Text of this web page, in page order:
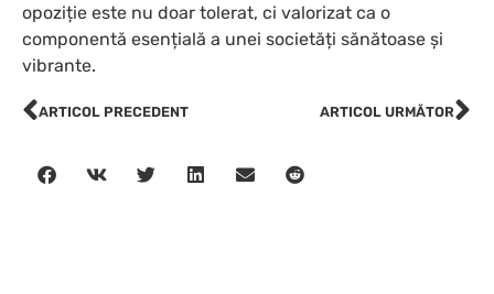
opoziție este nu doar tolerat, ci valorizat ca o
componentă esențială a unei societăți sănătoase și
vibrante.
ARTICOL PRECEDENT ARTICOL URMĂTOR